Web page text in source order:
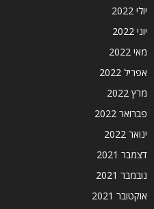
יולי 2022
יוני 2022
מאי 2022
אפריל 2022
מרץ 2022
פברואר 2022
ינואר 2022
דצמבר 2021
נובמבר 2021
אוקטובר 2021